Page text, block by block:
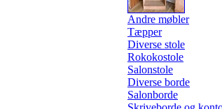
Andre møbler
Tæpper
Diverse stole
Rokokostole
Salonstole
Diverse borde
Salonborde